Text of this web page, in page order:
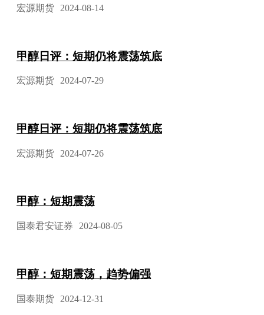
宏源期货 2024-08-14
甲醇日评：短期仍将震荡筑底
宏源期货 2024-07-29
甲醇日评：短期仍将震荡筑底
宏源期货 2024-07-26
甲醇：短期震荡
国泰君安证券 2024-08-05
甲醇：短期震荡，趋势偏强
国泰期货 2024-12-31